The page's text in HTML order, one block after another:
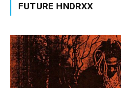
FUTURE HNDRXX